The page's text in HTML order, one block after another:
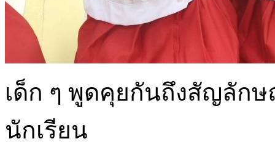
เด็ก ๆ พูดคุยกันถึงสัญลัก
นักเรียน